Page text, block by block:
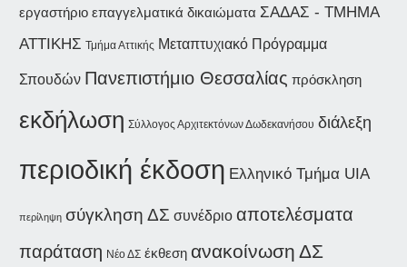
εργαστήριο επαγγελματικά δικαιώματα ΣΑΔΑΣ - ΤΜΗΜΑ
ΑΤΤΙΚΗΣ Τμήμα Αττικής Μεταπτυχιακό Πρόγραμμα
Σπουδών Πανεπιστήμιο Θεσσαλίας πρόσκληση
εκδήλωση Σύλλογος Αρχιτεκτόνων Δωδεκανήσου διάλεξη
περιοδική έκδοση Ελληνικό Τμήμα UIA
περίληψη σύγκληση ΔΣ συνέδριο αποτελέσματα
παράταση Νέο ΔΣ έκθεση ανακοίνωση ΔΣ